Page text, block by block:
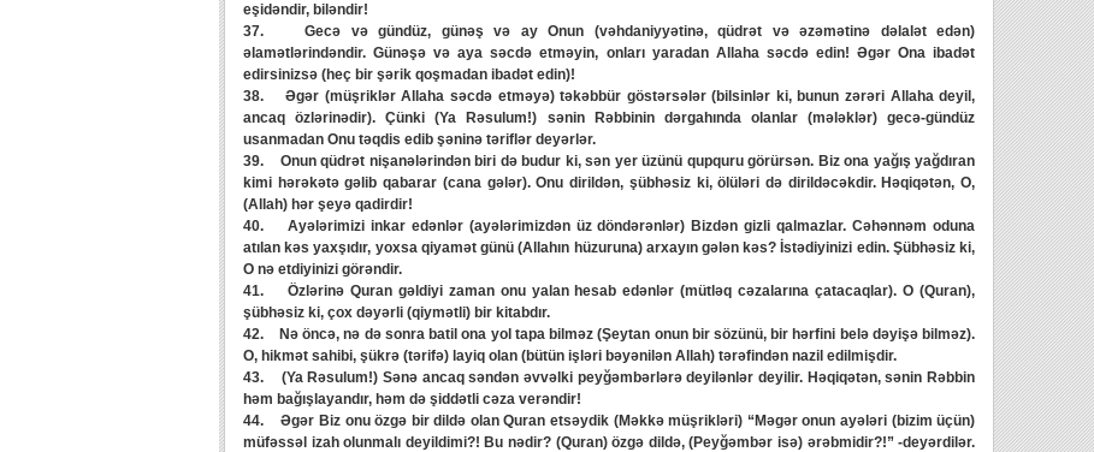
eşidəndir, biləndir!
37. Gecə və gündüz, günəş və ay Onun (vəhdaniyyətinə, qüdrət və əzəmətinə dəlalət edən)
əlamətlərindəndir. Günəşə və aya səcdə etməyin, onları yaradan Allaha səcdə edin! Əgər Ona ibadət
edirsinizsə (heç bir şərik qoşmadan ibadət edin)!
38. Əgər (müşriklər Allaha səcdə etməyə) təkəbbür göstərsələr (bilsinlər ki, bunun zərəri Allaha deyil,
ancaq özlərinədir). Çünki (Ya Rəsulum!) sənin Rəbbinin dərgahında olanlar (mələklər) gecə-gündüz
usanmadan Onu təqdis edib şəninə təriflər deyərlər.
39. Onun qüdrət nişanələrindən biri də budur ki, sən yer üzünü qupquru görürsən. Biz ona yağış yağdıran
kimi hərəkətə gəlib qabarar (cana gələr). Onu dirildən, şübhəsiz ki, ölüləri də dirildəcəkdir. Həqiqətən, O,
(Allah) hər şeyə qadirdir!
40. Ayələrimizi inkar edənlər (ayələrimizdən üz döndərənlər) Bizdən gizli qalmazlar. Cəhənnəm oduna
atılan kəs yaxşıdır, yoxsa qiyamət günü (Allahın hüzuruna) arxayın gələn kəs? İstədiyinizi edin. Şübhəsiz ki,
O nə etdiyinizi görəndir.
41. Özlərinə Quran gəldiyi zaman onu yalan hesab edənlər (mütləq cəzalarına çatacaqlar). O (Quran),
şübhəsiz ki, çox dəyərli (qiymətli) bir kitabdır.
42. Nə öncə, nə də sonra batil ona yol tapa bilməz (Şeytan onun bir sözünü, bir hərfini belə dəyişə bilməz).
O, hikmət sahibi, şükrə (tərifə) layiq olan (bütün işləri bəyənilən Allah) tərəfindən nazil edilmişdir.
43. (Ya Rəsulum!) Sənə ancaq səndən əvvəlki peyğəmbərlərə deyilənlər deyilir. Həqiqətən, sənin Rəbbin
həm bağışlayandır, həm də şiddətli cəza verəndir!
44. Əgər Biz onu özgə bir dildə olan Quran etsəydik (Məkkə müşrikləri) “Məgər onun ayələri (bizim üçün)
müfəssəl izah olunmalı deyildimi?! Bu nədir? (Quran) özgə dildə, (Peyğəmbər isə) ərəbmidir?!” -deyərdilər.